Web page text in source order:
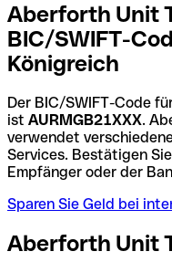
Aberforth Unit
BIC/SWIFT-
Königreich
Der BIC/SWIFT-Code
ist AURMGB21XXX.
verwendet
Services. Bestätigen
Empfänger oder der
Sparen Sie Geld bei
Aberforth Unit